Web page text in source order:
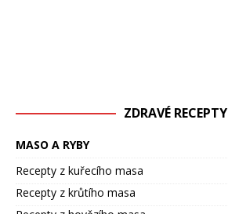
ZDRAVÉ RECEPTY
MASO A RYBY
Recepty z kuřecího masa
Recepty z krůtího masa